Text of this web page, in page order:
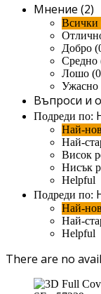
Мнение (2)
Всички
Добро
Средно
Лошо
Ужасно
Въпроси и
Подреди по:
Най-
Най-
Висок
Нисък
Helpful
Подреди по:
Най-
Най-
Helpful
There are no